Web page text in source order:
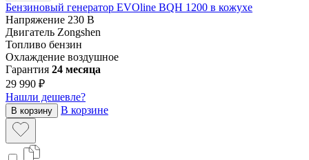
Бензиновый генератор EVOline BQH 1200 в кожухе
Напряжение 230 В
Двигатель Zongshen
Топливо бензин
Охлаждение воздушное
Гарантия 24 месяца
29 990 ₽
Нашли дешевле?
В корзину В корзине